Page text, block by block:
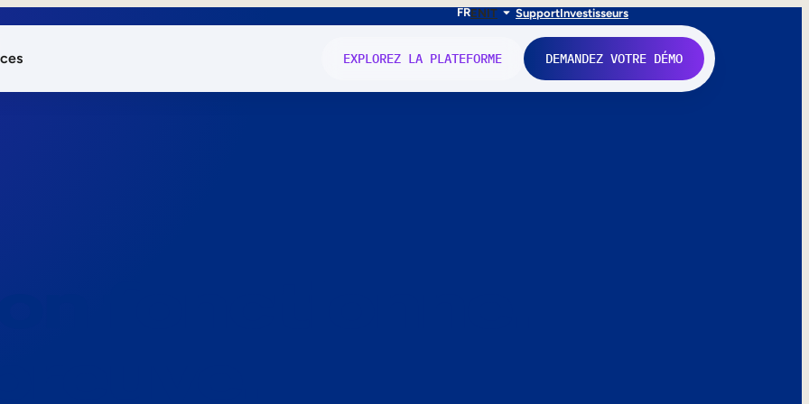
FRENIT SupportInvestisseurs
EXPLOREZ LA PLATEFORME DEMANDEZ VOTRE DÉMO